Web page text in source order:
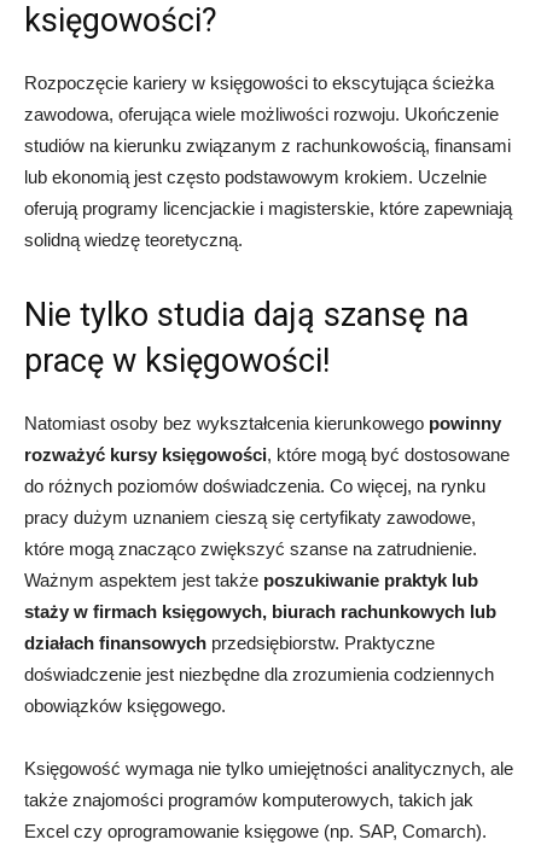
księgowości?
Rozpoczęcie kariery w księgowości to ekscytująca ścieżka
zawodowa, oferująca wiele możliwości rozwoju. Ukończenie
studiów na kierunku związanym z rachunkowością, finansami
lub ekonomią jest często podstawowym krokiem. Uczelnie
oferują programy licencjackie i magisterskie, które zapewniają
solidną wiedzę teoretyczną.
Nie tylko studia dają szansę na
pracę w księgowości!
Natomiast osoby bez wykształcenia kierunkowego powinny
rozważyć kursy księgowości, które mogą być dostosowane
do różnych poziomów doświadczenia. Co więcej, na rynku
pracy dużym uznaniem cieszą się certyfikaty zawodowe,
które mogą znacząco zwiększyć szanse na zatrudnienie.
Ważnym aspektem jest także poszukiwanie praktyk lub
staży w firmach księgowych, biurach rachunkowych lub
działach finansowych przedsiębiorstw. Praktyczne
doświadczenie jest niezbędne dla zrozumienia codziennych
obowiązków księgowego.
Księgowość wymaga nie tylko umiejętności analitycznych, ale
także znajomości programów komputerowych, takich jak
Excel czy oprogramowanie księgowe (np. SAP, Comarch).